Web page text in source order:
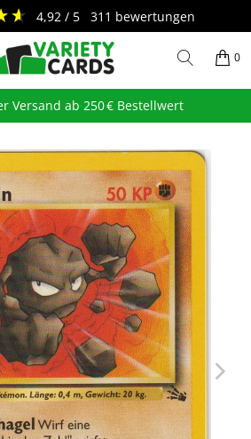
0
4,92 / 5 311 bewertungen
Versand ab 250 € Bestellwert